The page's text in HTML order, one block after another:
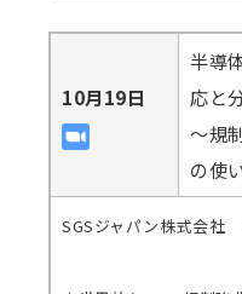
10月19日
半導
応と
～規
の使
SGSジャパン株式会